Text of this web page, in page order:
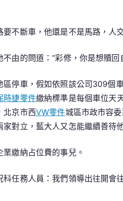
不斷車，他還是不是馬路，人
由的問道：“彩修，你是想贖回
停車，假如依照該公司309個
時捷零件繳納標準是每個車位天
北京市西VW零件城區市政市容
對立，藍大人又怎能繼續善待
繳納占位費的事兒。
科任務人員：我們領導出往開會